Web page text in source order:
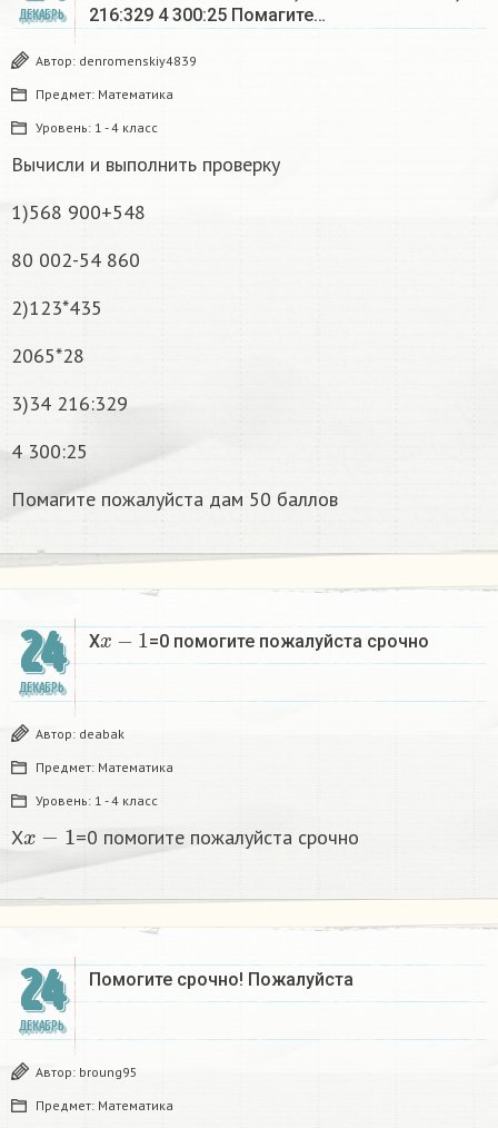
ДЕКАБРЬ
216:329 4 300:25 Помагите…
Автор: denromenskiy4839
Предмет: Математика
Уровень: 1 - 4 класс
Вычисли и выполнить проверку
1)568 900+548
80 002-54 860
2)123*435
2065*28
3)34 216:329
4 300:25
Помагите пожалуйста дам 50 баллов
24
ДЕКАБРЬ
X
x−1
=0 помогите пожалуйста срочно
Автор: deabak
Предмет: Математика
Уровень: 1 - 4 класс
X =0 помогите пожалуйста срочно
24
ДЕКАБРЬ
Помогите срочно! Пожалуйста
Автор: broung95
Предмет: Математика